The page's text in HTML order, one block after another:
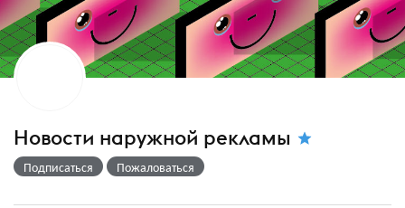
Новости наружной рекламы
Подписаться Пожаловаться